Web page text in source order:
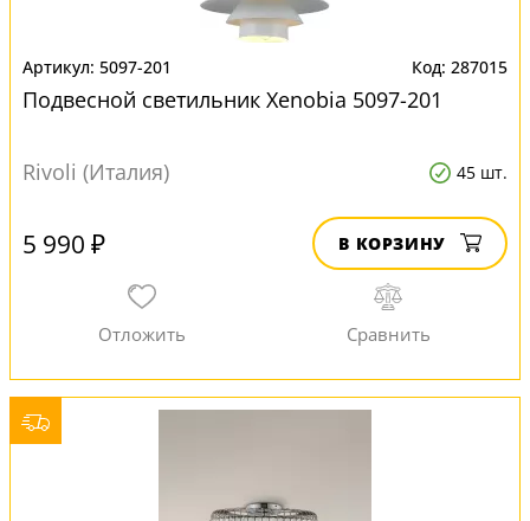
5097-201 287015
Подвесной светильник Xenobia 5097-201
Rivoli (Италия) 45 шт.
5 990 ₽ В КОРЗИНУ